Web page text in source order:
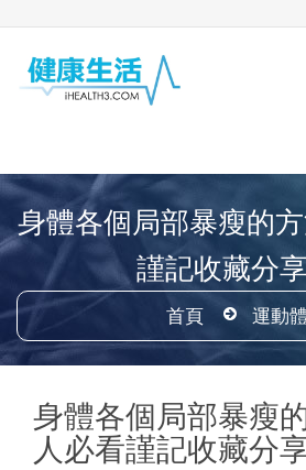
身體各個局部暴瘦的
謹記收藏分
首頁 運動
身體各個局部暴瘦
人必看謹記收藏分享